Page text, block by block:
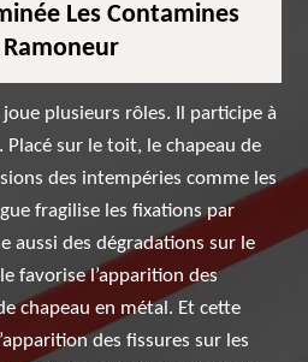
Les Contamines
joue plusieurs rôles. Il participe à
Placé sur le toit, le chapeau de
des intempéries comme les
fragilise les fixations par
aussi des dégradations sur le
favorise l’apparition des
chapeau en métal. Et cette
des fissures sur les